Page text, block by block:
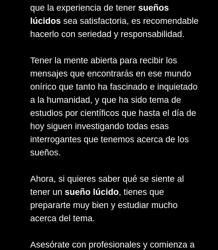
que la experiencia de tener sueños
lúcidos sea satisfactoria, es recomendable
hacerlo con seriedad y responsabilidad.
Tener la mente abierta para recibir los
mensajes que encontrarás en ese mundo
onírico que tanto ha fascinado e inquietado
a la humanidad, y que ha sido tema de
estudios por científicos que hasta el día de
hoy siguen investigando todas esas
interrogantes que tenemos acerca de los
sueños.
Ahora, si quieres saber qué se siente al
tener un sueño lúcido, tienes que
prepararte muy bien y estudiar mucho
acerca del tema.
Asesórate con profesionales y comienza a